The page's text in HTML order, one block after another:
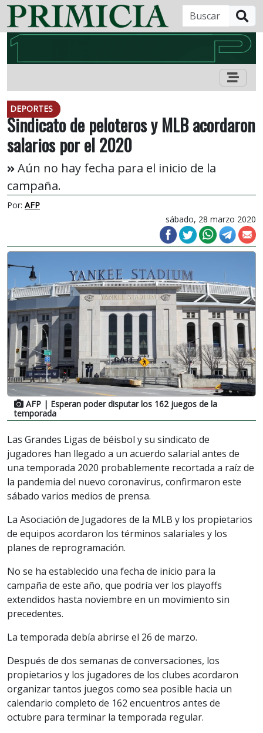
DEPORTES
Sindicato de peloteros y MLB acordaron
salarios por el 2020
Aún no hay fecha para el inicio de la
campaña.
Por: AFP
sábado, 28 marzo 2020
AFP | Esperan poder disputar los 162 juegos de la
temporada
Las Grandes Ligas de béisbol y su sindicato de
jugadores han llegado a un acuerdo salarial antes de
una temporada 2020 probablemente recortada a raíz de
la pandemia del nuevo coronavirus, confirmaron este
sábado varios medios de prensa.
La Asociación de Jugadores de la MLB y los propietarios
de equipos acordaron los términos salariales y los
planes de reprogramación.
No se ha establecido una fecha de inicio para la
campaña de este año, que podría ver los playoffs
extendidos hasta noviembre en un movimiento sin
precedentes.
La temporada debía abrirse el 26 de marzo.
Después de dos semanas de conversaciones, los
propietarios y los jugadores de los clubes acordaron
organizar tantos juegos como sea posible hacia un
calendario completo de 162 encuentros antes de
octubre para terminar la temporada regular.